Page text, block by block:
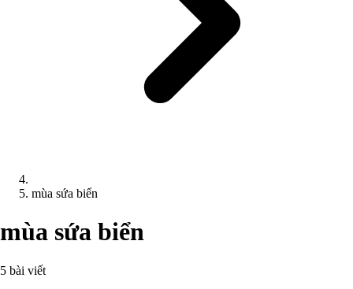
mùa sứa biển
mùa sứa biển
5 bài viết